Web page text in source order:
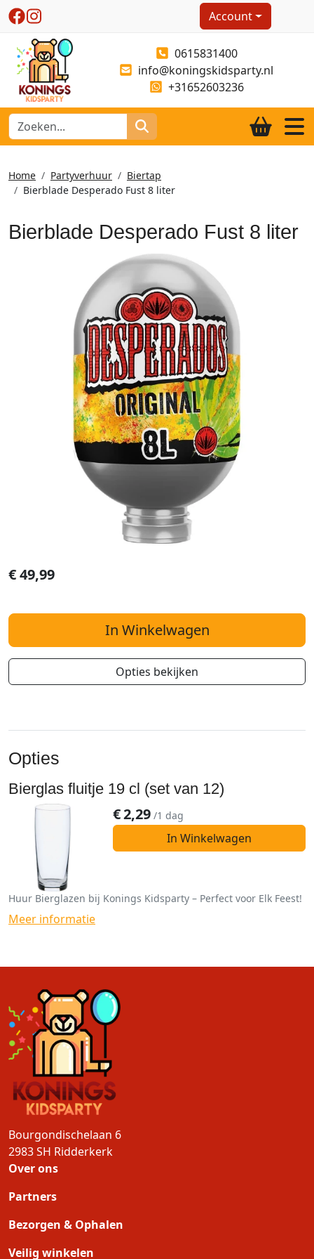
Account
0615831400
info@koningskidsparty.nl
+31652603236
Home Partyverhuur
Biertap
Bierblade Desperado Fust 8 liter
Bierblade Desperado Fust 8 liter
€49,99
In Winkelwagen
Opties bekijken
Opties
Bierglas fluitje 19 cl (set van 12)
€2,29 /1 dag
In Winkelwagen
Huur Bierglazen bij Konings Kidsparty – Perfect voor Elk Feest!
Meer informatie
Bourgondischelaan 6
2983 SH Ridderkerk
Over ons
Partners
Bezorgen & Ophalen
Veilig winkelen